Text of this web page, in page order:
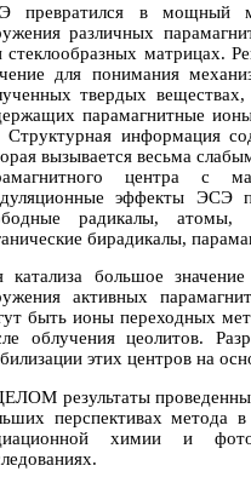
превратился в мощный
различных
стеклообразных матрицах.
для понимания
твердых
парамагнитные
Структурная информация
вызывается весьма
центра с
эффекты ЭСЭ
радикалы, атомы,
бирадикалы,
катализа большое
активных
быть ионы переходных
облучения цеолитов.
этих центров на
результаты
перспективах метода
химии и